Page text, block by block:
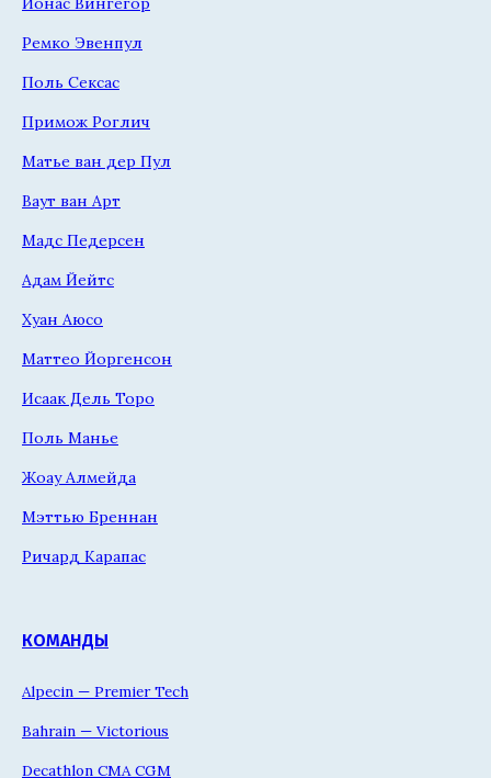
Ремко Эвенпул
Поль Сексас
Примож Роглич
Матье ван дер Пул
Ваут ван Арт
Мадс Педерсен
Адам Йейтс
Хуан Аюсо
Маттео Йоргенсон
Исаак Дель Торо
Поль Манье
Жоау Алмейда
Мэттью Бреннан
Ричард Карапас
КОМАНДЫ
Alpecin — Premier Tech
Bahrain — Victorious
Decathlon CMA CGM